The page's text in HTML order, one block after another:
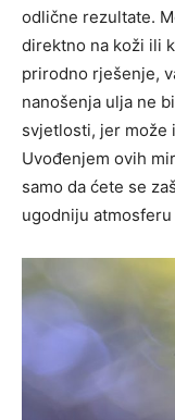
odlične rezultate.
direktno na koži ili
prirodno rješenje,
nanošenja ulja ne
svjetlosti, jer može
Uvođenjem ovih
samo da ćete se
ugodniju